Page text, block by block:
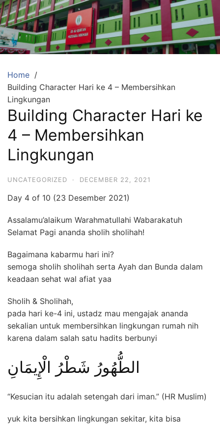
Skip
to
content
SDA
Mutiara
Tambun
Selatan
Bekasi
Beriman,
Berakhlaq
dan
Berprestasi
Home
Building Character Hari ke 4 – Membersihkan
Lingkungan
Building Character Hari ke
4 – Membersihkan
Lingkungan
UNCATEGORIZED · DECEMBER 22, 2021
Day 4 of 10 (23 Desember 2021)
Assalamu’alaikum Warahmatullahi Wabarakatuh
Selamat Pagi ananda sholih sholihah!
Bagaimana kabarmu hari ini?
semoga sholih sholihah serta Ayah dan Bunda dalam
keadaan sehat wal afiat yaa
Sholih & Sholihah,
pada hari ke-4 ini, ustadz mau mengajak ananda
sekalian untuk membersihkan lingkungan rumah nih
karena dalam salah satu hadits berbunyi
الطُّهُورُ شَطْرُ الْإِيمَانِ
“Kesucian itu adalah setengah dari iman.” (HR Muslim)
yuk kita bersihkan lingkungan sekitar, kita bisa